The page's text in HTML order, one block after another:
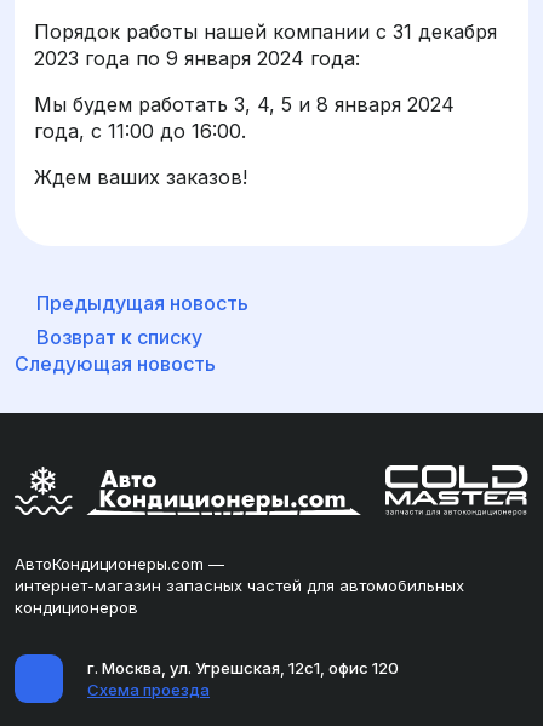
Порядок работы нашей компании с 31 декабря
2023 года по 9 января 2024 года:
Мы будем работать 3, 4, 5 и 8 января 2024
года, с 11:00 до 16:00.
Ждем ваших заказов!
Предыдущая новость
Возврат к списку
Следующая новость
АвтоКондиционеры.com —
интернет-магазин запасных частей для автомобильных
кондиционеров
г. Москва, ул. Угрешская, 12с1, офис 120
Схема проезда